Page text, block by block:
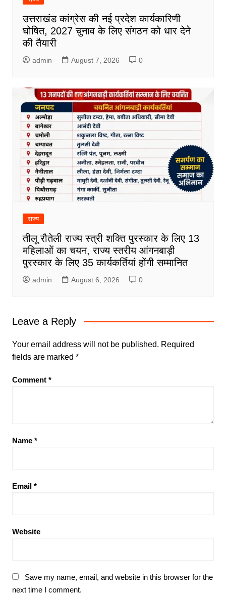
उत्तराखंड कांग्रेस की नई प्रदेश कार्यकारिणी
घोषित, 2027 चुनाव के लिए संगठन को धार देने
की तैयारी
admin August 7, 2026 0
राज्य
तीलू रौतेली राज्य स्त्री शक्ति पुरस्कार के लिए 13
महिलाओं का चयन, राज्य स्तरीय आंगनबाड़ी
पुरस्कार के लिए 35 कार्यकर्तियां होंगी सम्मानित
admin August 6, 2026 0
Leave a Reply
Your email address will not be published. Required
fields are marked *
Comment *
Name *
Email *
Website
Save my name, email, and website in this browser for the
next time I comment.